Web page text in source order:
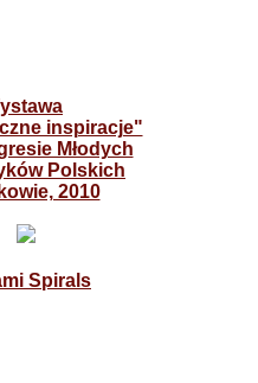
inspiracje"
Młodych
Polskich
2010
Spirals